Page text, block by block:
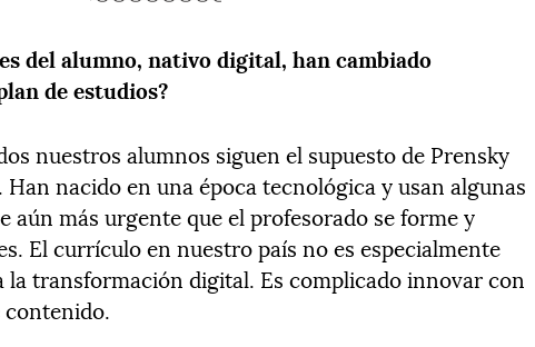
del alumno, nativo digital, han cambiado
de estudios?
nuestros alumnos siguen el supuesto de Prensky
nacido en una época tecnológica y usan algunas
aún más urgente que el profesorado se forme y
El currículo en nuestro país no es especialmente
transformación digital. Es complicado innovar con